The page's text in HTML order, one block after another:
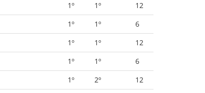
1º 1º
12
1º 1º
6
1º 1º
12
1º 1º
6
1º 2º
12